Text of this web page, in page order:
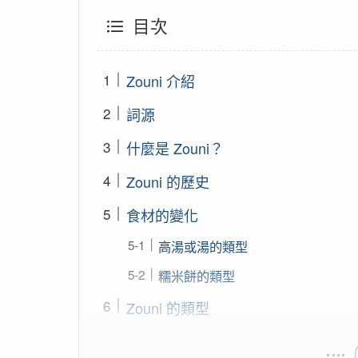
目次
Zouni 介紹
詞源
什麼是 Zouni？
Zouni 的歷史
食材的變化
高湯或湯的類型
糯米餅的類型
Zouni 的類型